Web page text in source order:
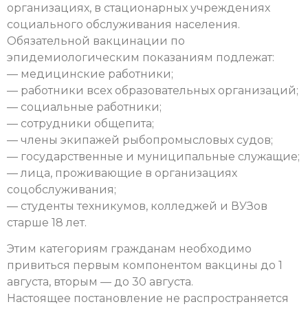
организациях, в стационарных учреждениях
социального обслуживания населения.
Обязательной вакцинации по
эпидемиологическим показаниям подлежат:
— медицинские работники;
— работники всех образовательных организаций;
— социальные работники;
— сотрудники общепита;
— члены экипажей рыбопромысловых судов;
— государственные и муниципальные служащие;
— лица, проживающие в организациях
соцобслуживания;
— студенты техникумов, колледжей и ВУЗов
старше 18 лет.
Этим категориям гражданам необходимо
привиться первым компонентом вакцины до 1
августа, вторым — до 30 августа.
Настоящее постановление не распространяется